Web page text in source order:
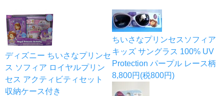
ディズニー ちいさなプリンセ
ス ソフィア ロイヤルプリン
セス アクティビティセット
収納ケース付き
ちいさなプリンセスソフィア
キッズ サングラス 100% UV
Protection パープル レース柄
8,800円(税800円)